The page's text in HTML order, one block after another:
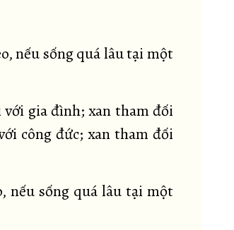
nếu sống quá lâu tại một
gia đình; xan tham đối
công đức; xan tham đối
nếu sống quá lâu tại một